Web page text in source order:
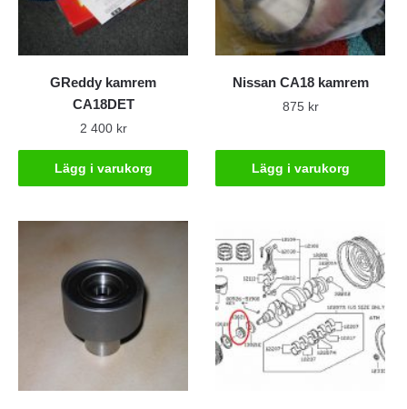
GReddy kamrem
CA18DET
2 400 kr
Lägg i varukorg
Nissan CA18 kamrem
875 kr
Lägg i varukorg